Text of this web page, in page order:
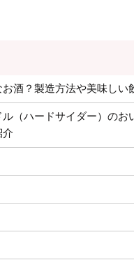
酒？製造方法や美味しい
ル（ハードサイダー）のお
介